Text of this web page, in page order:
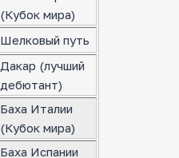
(Кубок мира)
Шелковый путь
Дакар (лучший
дебютант)
Баха Италии
(Кубок мира)
Баха Испании